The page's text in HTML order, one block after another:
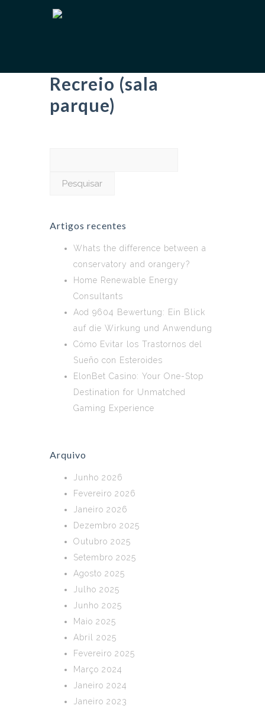
Recreio (sala
parque)
Artigos recentes
Whats the difference between a
conservatory and orangery?
Home Renewable Energy
Consultants
Aod 9604 Bewertung: Ein Blick
auf die Wirkung und Anwendung
Cómo Evitar los Trastornos del
Sueño con Esteroides
ElonBet Casino: Your One-Stop
Destination for Unmatched
Gaming Experience
Arquivo
Junho 2026
Fevereiro 2026
Janeiro 2026
Dezembro 2025
Outubro 2025
Setembro 2025
Agosto 2025
Julho 2025
Junho 2025
Maio 2025
Abril 2025
Fevereiro 2025
Março 2024
Janeiro 2024
Janeiro 2023